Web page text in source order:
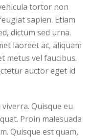
tortor non
sapien. Etiam
dictum sed urna.
laoreet ac, aliquam
metus vel faucibus.
auctor eget id
Quisque eu
Proin malesuada
Quisque est quam,